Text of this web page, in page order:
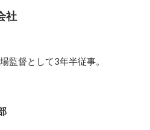
社
監督として3年半従事。